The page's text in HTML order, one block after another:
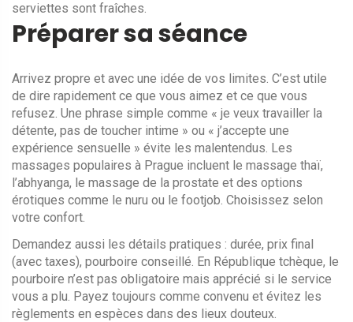
serviettes sont fraîches.
Préparer sa séance
Arrivez propre et avec une idée de vos limites. C’est utile
de dire rapidement ce que vous aimez et ce que vous
refusez. Une phrase simple comme « je veux travailler la
détente, pas de toucher intime » ou « j’accepte une
expérience sensuelle » évite les malentendus. Les
massages populaires à Prague incluent le massage thaï,
l’abhyanga, le massage de la prostate et des options
érotiques comme le nuru ou le footjob. Choisissez selon
votre confort.
Demandez aussi les détails pratiques : durée, prix final
(avec taxes), pourboire conseillé. En République tchèque, le
pourboire n’est pas obligatoire mais apprécié si le service
vous a plu. Payez toujours comme convenu et évitez les
règlements en espèces dans des lieux douteux.